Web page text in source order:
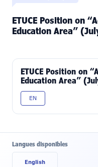
ETUCE Position on
Education Area”
ETUCE Position on
Education Area”
EN
Langues disponibles
English